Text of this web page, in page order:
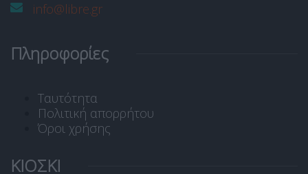
info@libre.gr
Πληροφορίες
Ταυτότητα
Πολιτική απορρήτου
Όροι χρήσης
ΚΙΟΣΚΙ